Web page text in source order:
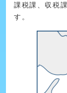
課税課、収税
す。